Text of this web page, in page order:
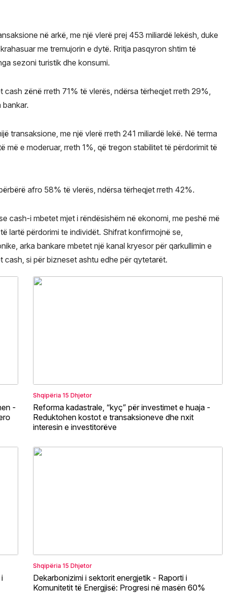
në arkë, me një vlerë prej 453 miliardë lekësh, duke
me tremujorin e dytë. Rritja pasqyron shtim të
sezoni turistik dhe konsumi.
zënë rreth 71% të vlerës, ndërsa tërheqjet rreth 29%,
transaksione, me një vlerë rreth 241 miliardë lekë. Në terma
më e moderuar, rreth 1%, që tregon stabilitet të përdorimit të
afro 58% të vlerës, ndërsa tërheqjet rreth 42%.
cash-i mbetet mjet i rëndësishëm në ekonomi, me peshë më
lartë përdorimi te individët. Shifrat konfirmojnë se,
arka bankare mbetet një kanal kryesor për qarkullimin e
si për bizneset ashtu edhe për qytetarët.
-
Shqipëria 15 Dhjetor
Reforma kadastrale, “kyç” për investimet e huaja -
Reduktohen kostot e transaksioneve dhe nxit
interesin e investitorëve
Shqipëria 15 Dhjetor
Dekarbonizimi i sektorit energjetik - Raporti i
Komunitetit të Energjisë: Progresi në masën 60%